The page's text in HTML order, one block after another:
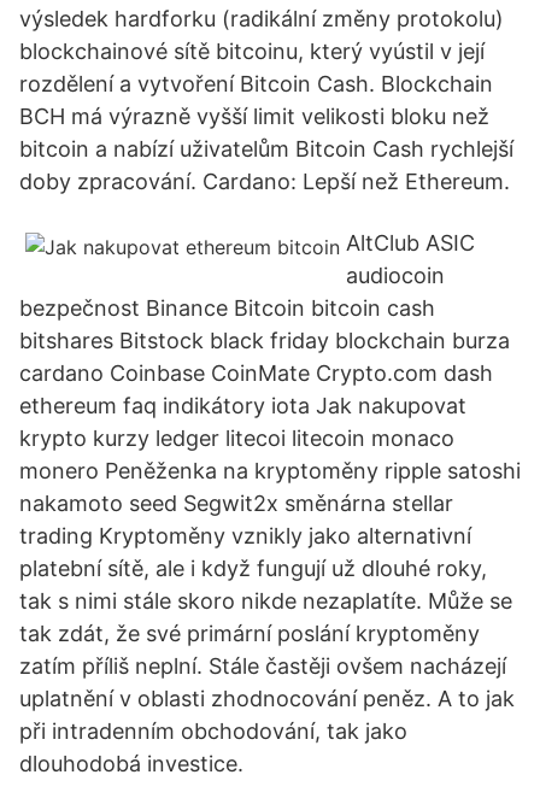
výsledek hardforku (radikální změny protokolu)
blockchainové sítě bitcoinu, který vyústil v její
rozdělení a vytvoření Bitcoin Cash. Blockchain
BCH má výrazně vyšší limit velikosti bloku než
bitcoin a nabízí uživatelům Bitcoin Cash rychlejší
doby zpracování. Cardano: Lepší než Ethereum.
AltClub ASIC
audiocoin
bezpečnost Binance Bitcoin bitcoin cash
bitshares Bitstock black friday blockchain burza
cardano Coinbase CoinMate Crypto.com dash
ethereum faq indikátory iota Jak nakupovat
krypto kurzy ledger litecoi litecoin monaco
monero Peněženka na kryptoměny ripple satoshi
nakamoto seed Segwit2x směnárna stellar
trading Kryptoměny vznikly jako alternativní
platební sítě, ale i když fungují už dlouhé roky,
tak s nimi stále skoro nikde nezaplatíte. Může se
tak zdát, že své primární poslání kryptoměny
zatím příliš neplní. Stále častěji ovšem nacházejí
uplatnění v oblasti zhodnocování peněz. A to jak
při intradenním obchodování, tak jako
dlouhodobá investice.